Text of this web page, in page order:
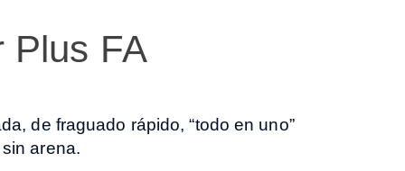
Plus FA
de fraguado rápido, “todoen uno”
arena.